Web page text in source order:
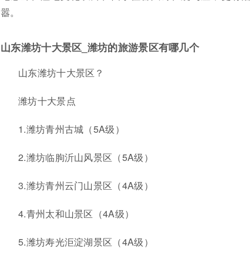
嚣。
山东潍坊十大景区_潍坊的旅游景区有哪几个
山东潍坊十大景区？
潍坊十大景点
1.潍坊青州古城（5A级）
2.潍坊临朐沂山风景区（5A级）
3.潍坊青州云门山景区（4A级）
4.青州太和山景区（4A级）
5.潍坊寿光洰淀湖景区（4A级）